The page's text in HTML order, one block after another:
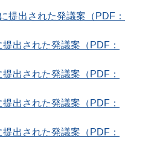
提出された発議案（PDF：
出された発議案（PDF：
出された発議案（PDF：
出された発議案（PDF：
出された発議案（PDF：